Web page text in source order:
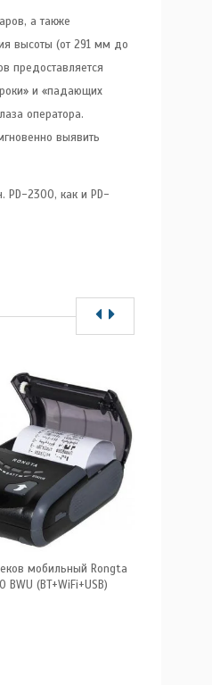
а также
высоты (от 291 мм до
предоставляется
и «падающих
оператора.
выявить
PD-2300, как и PD-
мобильный Rongta
BWU (BT+WiFi+USB)